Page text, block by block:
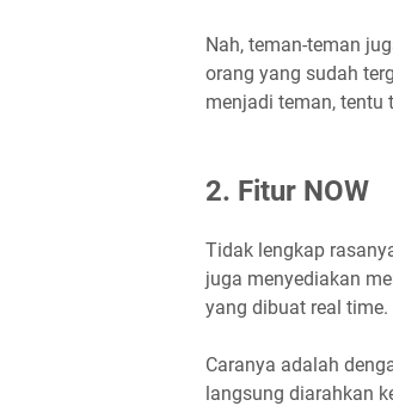
Nah, teman-teman
orang yang sudah
menjadi teman, tentu
2. Fitur NOW
Tidak lengkap
juga menyediakan
yang dibuat real time.
Caranya adalah
langsung diarahkan